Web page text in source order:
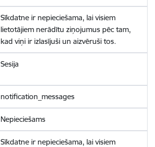
Sīkdatne ir nepieciešama, lai visiem
lietotājiem nerādītu ziņojumus pēc tam,
kad viņi ir izlasījuši un aizvēruši tos.
Sesija
notification_messages
Nepieciešams
Sīkdatne ir nepieciešama, lai visiem